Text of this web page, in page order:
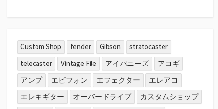
Custom Shop fender Gibson
stratocaster
telecaster
Vintage File アイバニーズ
アコギ
アンプ
エピフォン エフェクター
エレアコ
エレキギター
オーバードライブ
カスタムショップ